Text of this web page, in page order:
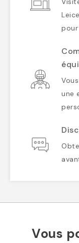
une
Vous